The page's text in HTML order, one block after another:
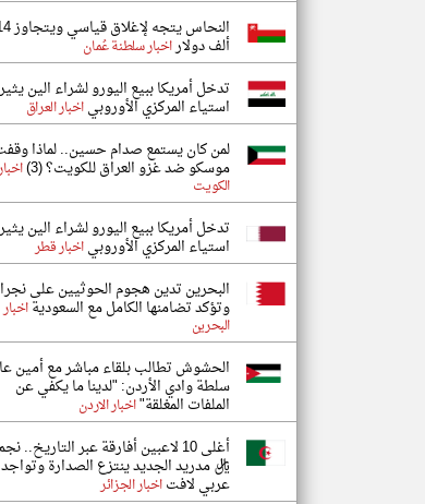
النحاس يتجه
ألف دولاراخبار سلطنة عُمان
تدخل أمريكا ببيع اليورو لشراء الين يثير
استياء المركزي الأوروبياخبار العراق
لمن كان يستمع صدام حسين.. لماذا
موسكو ضد غزو العراق للكويت؟ (3)
الكويت
تدخل أمريكا ببيع اليورو لشراء الين يثير
استياء المركزي الأوروبياخبار قطر
البحرين تدين هجوم الحوثيين على
وتؤكد تضامنها الكامل مع السعوديةاخبار
البحرين
الحشوش تطالب بلقاء مباشر مع أمين
سلطة وادي الأردن: "لدينا ما يكفي عن
الملفات المغلقة"اخبار الاردن
أغلى 10 لاعبين أفارقة عبر التاريخ..
ريال مدريد الجديد ينتزع الصدارة وتواجد
عربي لافتاخبار الجزائر